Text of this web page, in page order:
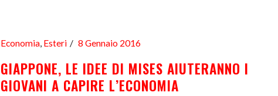
Economia, Esteri 8 Gennaio 2016
GIAPPONE, LE IDEE DI MISES AIUTERANNO I
GIOVANI A CAPIRE L’ECONOMIA